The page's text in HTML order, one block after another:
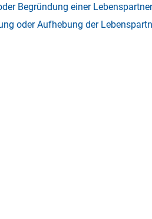
Begründung einer
oder Aufhebung der